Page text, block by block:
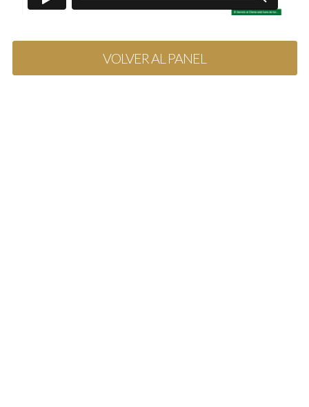
VOLVER AL PANEL